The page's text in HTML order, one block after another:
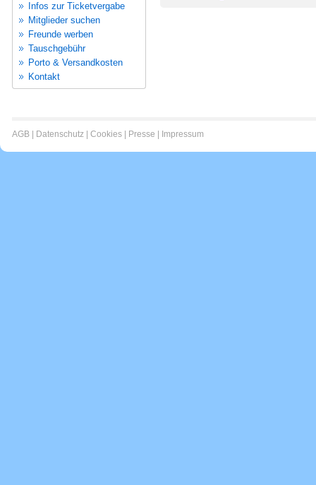
Infos zur Ticketvergabe
Mitglieder suchen
Freunde werben
Tauschgebühr
Porto & Versandkosten
Kontakt
AGB Datenschutz Cookies Presse Impressum